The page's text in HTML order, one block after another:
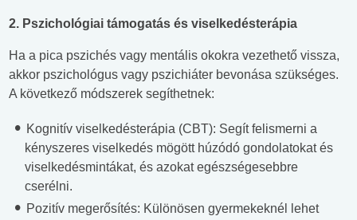
2. Pszichológiai támogatás és viselkedésterápia
Ha a pica pszichés vagy mentális okokra vezethető vissza,
akkor pszichológus vagy pszichiáter bevonása szükséges.
A következő módszerek segíthetnek:
Kognitív viselkedésterápia (CBT): Segít felismerni a
kényszeres viselkedés mögött húzódó gondolatokat és
viselkedésmintákat, és azokat egészségesebbre
cserélni.
Pozitív megerősítés: Különösen gyermekeknél lehet